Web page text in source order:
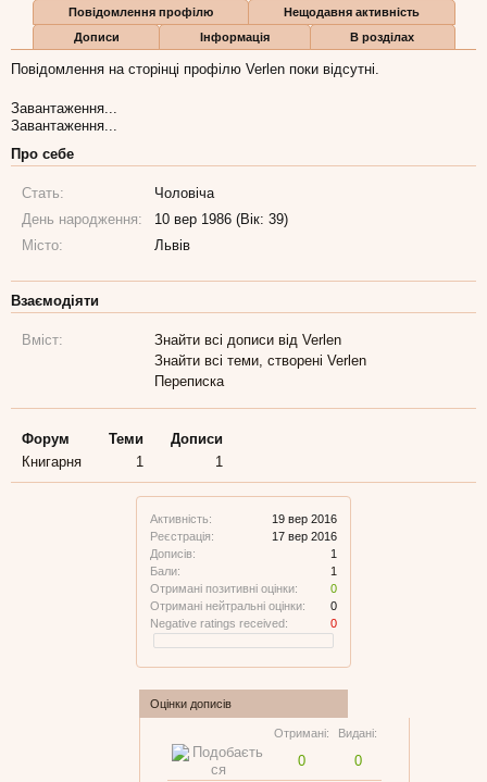
Активність:
19 вер 2016
Реєстрація:
17 вер 2016
Дописів:
1
Бали:
1
Отримані позитивні оцінки:
0
Отримані нейтральні оцінки:
0
Negative ratings received:
0
Оцінки дописів
Отримані: Видані:
0 0
Повідомлення профілю
Нещодавня активність
Дописи
Інформація В розділах
Повідомлення на сторінці профілю Verlen поки відсутні.
Завантаження...
Завантаження...
Про себе
Стать:
Чоловіча
День народження:
10 вер 1986 (Вік: 39)
Місто:
Львів
Взаємодіяти
Вміст:
Знайти всі дописи від Verlen
Знайти всі теми, створені Verlen
Переписка
Форум Теми
Дописи
Книгарня
1 1